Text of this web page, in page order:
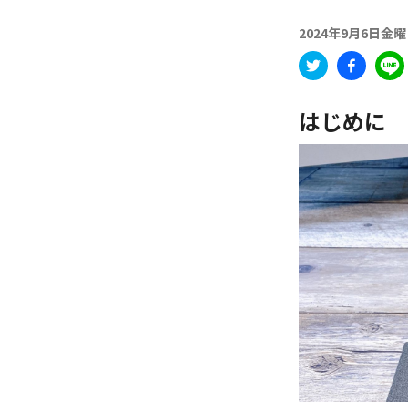
2024年9月6日金
はじめに